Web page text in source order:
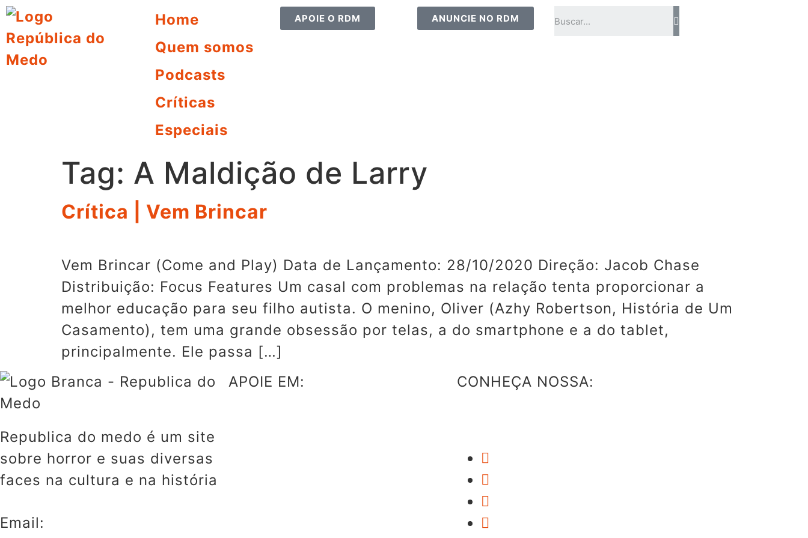
Home
Quem somos
Podcasts
Críticas
Especiais
APOIE O RDM ANUNCIE NO RDM
Tag: A Maldição de Larry
Crítica | Vem Brincar
Vem Brincar (Come and Play) Data de Lançamento: 28/10/2020 Direção: Jacob Chase
Distribuição: Focus Features Um casal com problemas na relação tenta proporcionar a
melhor educação para seu filho autista. O menino, Oliver (Azhy Robertson, História de Um
Casamento), tem uma grande obsessão por telas, a do smartphone e a do tablet,
principalmente. Ele passa […]
Republica do medo é um site
sobre horror e suas diversas
faces na cultura e na história
Email:
APOIE EM: CONHEÇA NOSSA: